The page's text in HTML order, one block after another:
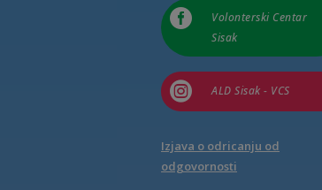

Volonterski Centar
Sisak
 ALD Sisak - VCS
Izjava o odricanju od
odgovornosti